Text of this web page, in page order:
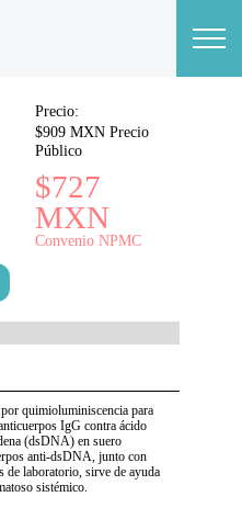
Precio:
$909 MXN Precio
Público
$727
MXN
Convenio NPMC
quimioluminiscencia para
IgG contra ácido
(dsDNA) en suero
anti-dsDNA, junto con
de laboratorio, sirve de ayuda
sistémico.